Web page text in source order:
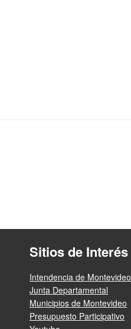
Sitios de Interés
Intendencia de Montevideo
Junta Departamental
Municipios de Montevideo
Presupuesto Participativo